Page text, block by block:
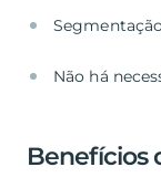
Benefícios